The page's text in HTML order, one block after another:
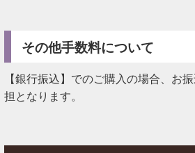
その他手数料について
【銀行振込】でのご購入の場合、お
担となります。